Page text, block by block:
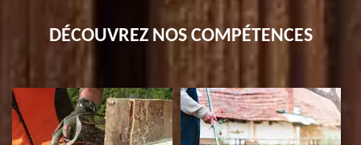
DÉCOUVREZ NOS COMPÉTENCES